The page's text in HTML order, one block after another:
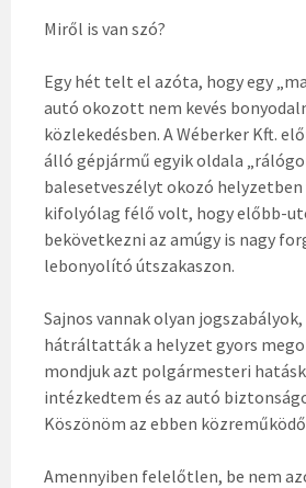
Miről is van szó?
Egy hét telt el azóta, hogy egy
autó okozott nem kevés
közlekedésben. A Wéberker Kft.
álló gépjármű egyik oldala
balesetveszélyt okozó
kifolyólag félő volt, hogy előbb-
bekövetkezni az amúgy is nagy
lebonyolító útszakaszon.
Sajnos vannak olyan
hátráltatták a helyzet gyors
mondjuk azt polgármesteri
intézkedtem és az autó
Köszönöm az ebben
Amennyiben felelőtlen, be nem